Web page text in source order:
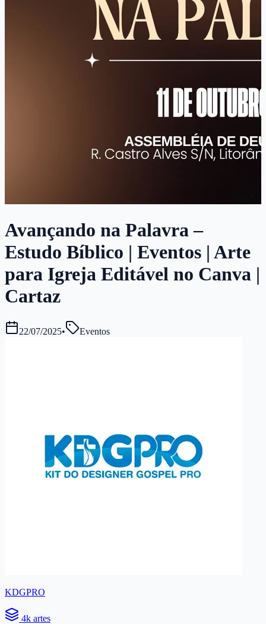
Avançando na Palavra –
Estudo Bíblico | Eventos | Arte
para Igreja Editável no Canva |
Cartaz
22/07/2025• Eventos
KDGPRO
4k artes